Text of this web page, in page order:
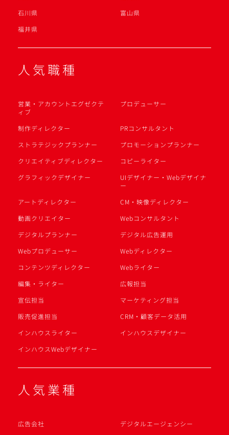
石川県
富山県
福井県
人気職種
営業・アカウントエグゼクテ
ィブ
プロデューサー
制作ディレクター
PRコンサルタント
ストラテジックプランナー
プロモーションプランナー
クリエイティブディレクター
コピーライター
グラフィックデザイナー
UIデザイナー・Webデザイナ
ー
アートディレクター
CM・映像ディレクター
動画クリエイター
Webコンサルタント
デジタルプランナー
デジタル広告運用
Webプロデューサー
Webディレクター
コンテンツディレクター
Webライター
編集・ライター
広報担当
宣伝担当
マーケティング担当
販売促進担当
CRM・顧客データ活用
インハウスライター
インハウスデザイナー
インハウスWebデザイナー
人気業種
広告会社
デジタルエージェンシー